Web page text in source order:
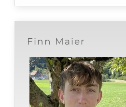
Finn Maier